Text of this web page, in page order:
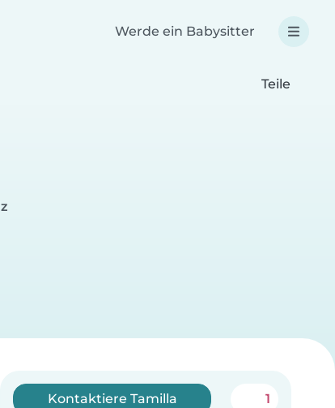
Werde ein Babysitter
Teile
Kontaktiere Tamilla 1